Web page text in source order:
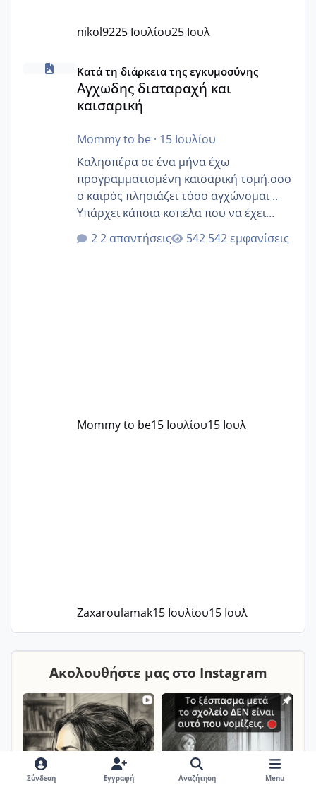
nikol9225 Ιουλίου25 Ιουλ
Αγχωδης διαταραχή και καισαρική
Κατά τη διάρκεια της εγκυμοσύνης
Αγχωδης διαταραχή και
καισαρική
Mommy to be· 15 Ιουλίου
Καλησπέρα σε ένα μήνα έχω
προγραμματισμένη καισαρική τομή.οσο
ο καιρός πλησιάζει τόσο αγχώνομαι ..
Υπάρχει κάποια κοπέλα που να έχει
παρόμοιο ιστορικό να μας πει την
εμπειρία της;Να σημειώσω είναι η
2 απαντήσεις 542 εμφανίσεις
Mommy to be15 Ιουλίου15 Ιουλ
Zaxaroulamak15 Ιουλίου15 Ιουλ
Ακολουθήστε μας στο Instagram
Σύνδεση Εγγραφή Αναζήτηση Menu